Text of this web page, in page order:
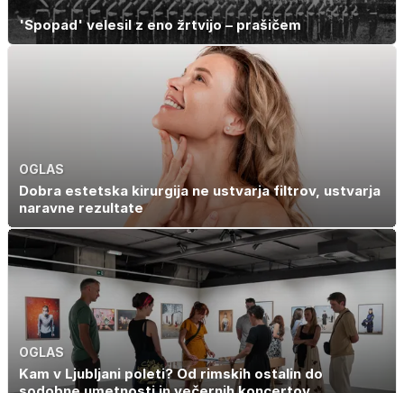
'Spopad' velesil z eno žrtvijo – prašičem
OGLAS
Dobra estetska kirurgija ne ustvarja filtrov, ustvarja
naravne rezultate
OGLAS
Kam v Ljubljani poleti? Od rimskih ostalin do